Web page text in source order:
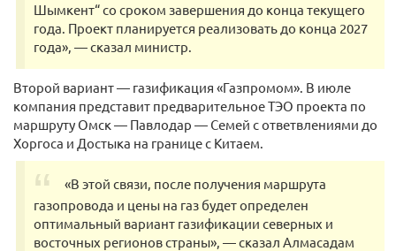
Шымкент“ со сроком завершения до конца текущего
года. Проект планируется реализовать до конца 2027
года», — сказал министр.
Второй вариант — газификация «Газпромом». В июле
компания представит предварительное ТЭО проекта по
маршруту Омск — Павлодар — Семей с ответвлениями до
Хоргоса и Достыка на границе с Китаем.
«В этой связи, после получения маршрута
газопровода и цены на газ будет определен
оптимальный вариант газификации северных и
восточных регионов страны», — сказал Алмасадам